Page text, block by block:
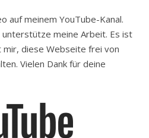
auf meinem YouTube-Kanal.
unterstütze meine Arbeit. Es ist
mir, diese Webseite frei von
Vielen Dank für deine